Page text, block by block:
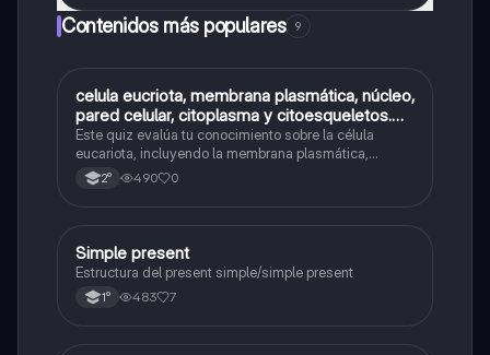
Contenidos más populares 9
CBiología
celula eucriota, membrana plasmática, núcleo,
pared celular, citoplasma y citoesqueletos.
nombre se las partes de la celula eucariota
Este quiz evalúa tu conocimiento sobre la célula
eucariota, incluyendo la membrana plasmática,
núcleo, pared celular, citoplasma y citoesqueleto.
2° 490 0
Inglés
Simple present
Estructura del present simple/simple present
1° 483 7